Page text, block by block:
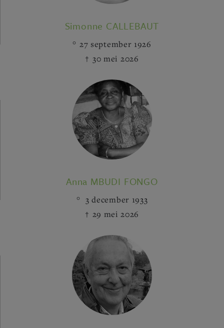
Simonne CALLEBAUT
27 september 1926
30 mei 2026
Anna MBUDI FONGO
3 december 1933
29 mei 2026